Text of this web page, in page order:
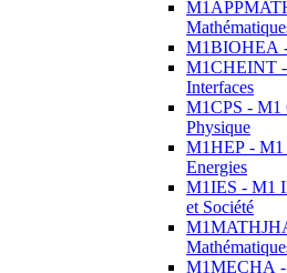
M1BIOHEA
M1CHEINT
Interfaces
M1CPS - M1
Physique
M1HEP - M1
Energies
M1IES - M1
et Société
M1MECHA -